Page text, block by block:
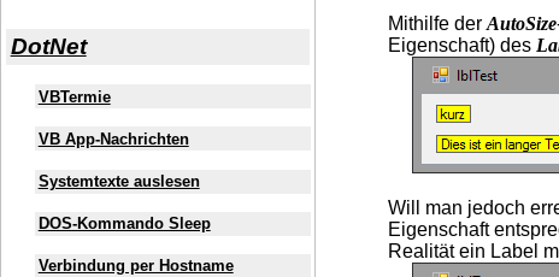
Mithilfe der AutoSize
Eigenschaft) des
Will man jedoch
Eigenschaft
Realität ein Label
DotNet
VBTermie
VB App-Nachrichten
Systemtexte auslesen
DOS-Kommando Sleep
Verbindung per Hostname